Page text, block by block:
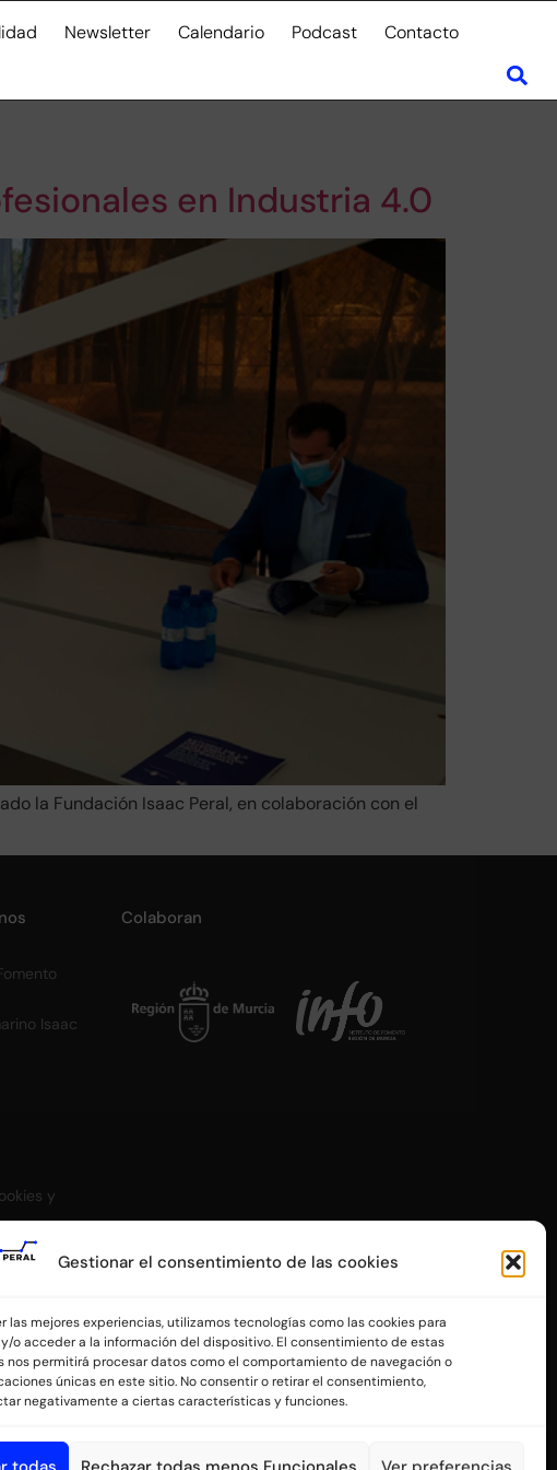
Gestionar el consentimiento de las cookies
las mejores experiencias, utilizamos tecnologías como las cookies para
o acceder a la información del dispositivo. El consentimiento de estas
nos permitirá procesar datos como el comportamiento de navegación o
únicas en este sitio. No consentir o retirar el consentimiento,
negativamente a ciertas características y funciones.
Newsletter Calendario Podcast Contacto
en Industria 4.0
la Fundación Isaac Peral, en colaboración con el
Isaac
y
Colaboran